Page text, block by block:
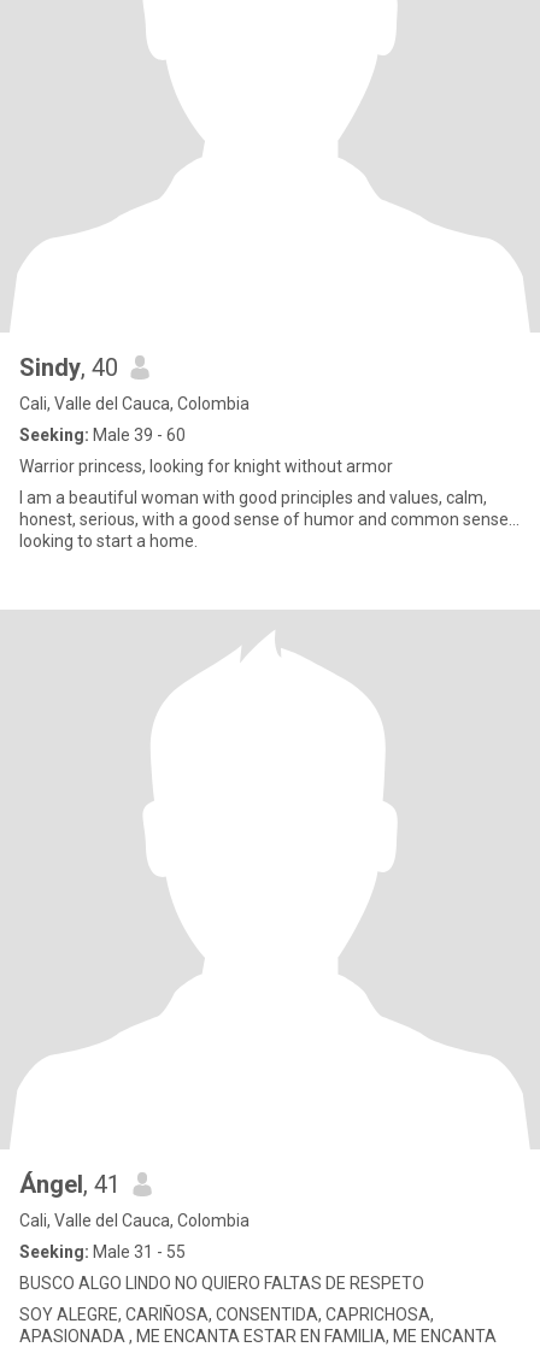
Sindy, 40
Cali, Valle del Cauca, Colombia
Seeking: Male 39 - 60
Warrior princess, looking for knight without armor
I am a beautiful woman with good principles and values, calm,
honest, serious, with a good sense of humor and common sense...
looking to start a home.
Ángel, 41
Cali, Valle del Cauca, Colombia
Seeking: Male 31 - 55
BUSCO ALGO LINDO NO QUIERO FALTAS DE RESPETO
SOY ALEGRE, CARIÑOSA, CONSENTIDA, CAPRICHOSA,
APASIONADA , ME ENCANTA ESTAR EN FAMILIA, ME ENCANTA